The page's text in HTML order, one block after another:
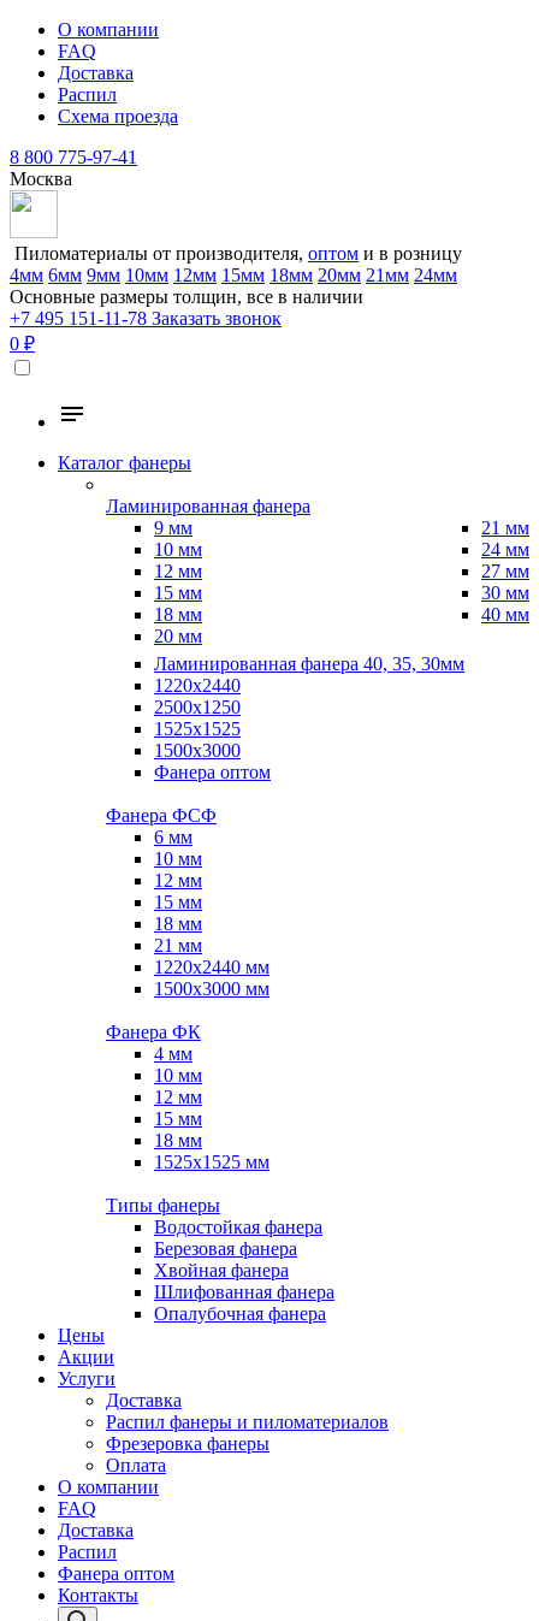
О компании
FAQ
Доставка
Распил
Схема проезда
8 800 775-97-41
Москва
Пиломатериалы от производителя, оптом и в розницу
4мм 6мм 9мм 10мм 12мм 15мм 18мм 20мм 21мм 24мм
Основные размеры толщин, все в наличии
+7 495 151-11-78 Заказать звонок
0 ₽
Каталог фанеры
Ламинированная фанера
9 мм
10 мм
12 мм
15 мм
18 мм
20 мм
21 мм
24 мм
27 мм
30 мм
40 мм
Ламинированная фанера 40, 35, 30мм
1220x2440
2500x1250
1525x1525
1500x3000
Фанера оптом
Фанера ФСФ
6 мм
10 мм
12 мм
15 мм
18 мм
21 мм
1220х2440 мм
1500х3000 мм
Фанера ФК
4 мм
10 мм
12 мм
15 мм
18 мм
1525х1525 мм
Типы фанеры
Водостойкая фанера
Березовая фанера
Хвойная фанера
Шлифованная фанера
Опалубочная фанера
Цены
Акции
Услуги
Доставка
Распил фанеры и пиломатериалов
Фрезеровка фанеры
Оплата
О компании
FAQ
Доставка
Распил
Фанера оптом
Контакты